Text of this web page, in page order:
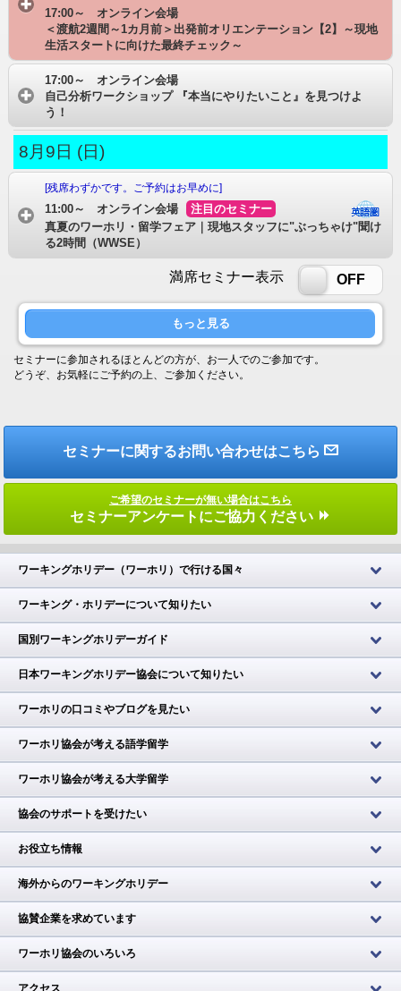
17:00～ オンライン会場
＜渡航2週間～1カ月前＞出発前オリエンテーション【2】～現地
生活スタートに向けた最終チェック～
17:00～ オンライン会場
自己分析ワークショップ 『本当にやりたいこと』を見つけよ
う！
8月9日 (日)
[残席わずかです。ご予約はお早めに]
11:00～ オンライン会場
注目のセミナー
真夏のワーホリ・留学フェア｜現地スタッフに"ぶっちゃけ"聞け
る2時間（WWSE）
満席セミナー表示ON OFF
もっと見る
セミナーに参加されるほとんどの方が、お一人でのご参加です。
どうぞ、お気軽にご予約の上、ご参加ください。
セミナーに関するお問い合わせはこちら
ご希望のセミナーが無い場合はこちら
セミナーアンケートにご協力ください
ワーキングホリデー（ワーホリ）で行ける国々
ワーキング・ホリデーについて知りたい
国別ワーキングホリデーガイド
日本ワーキングホリデー協会について知りたい
ワーホリの口コミやブログを見たい
ワーホリ協会が考える語学留学
ワーホリ協会が考える大学留学
協会のサポートを受けたい
お役立ち情報
海外からのワーキングホリデー
協賛企業を求めています
ワーホリ協会のいろいろ
アクセス